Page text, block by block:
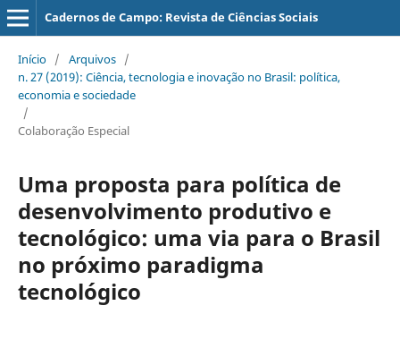
Cadernos de Campo: Revista de Ciências Sociais
Início / Arquivos /
n. 27 (2019): Ciência, tecnologia e inovação no Brasil: política,
economia e sociedade
/
Colaboração Especial
Uma proposta para política de
desenvolvimento produtivo e
tecnológico: uma via para o Brasil
no próximo paradigma
tecnológico